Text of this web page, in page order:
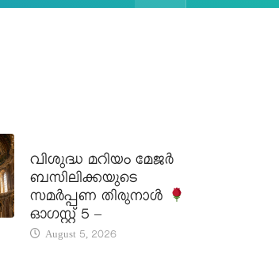
വിശുദ്ധ മറിയം മേജർ
ബസിലിക്കയുടെ
സമർപ്പണ തിരുനാൾ
ഓഗസ്റ്റ് 5 –
August 5, 2026